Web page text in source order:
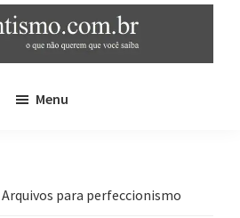
Menu
Arquivos para perfeccionismo